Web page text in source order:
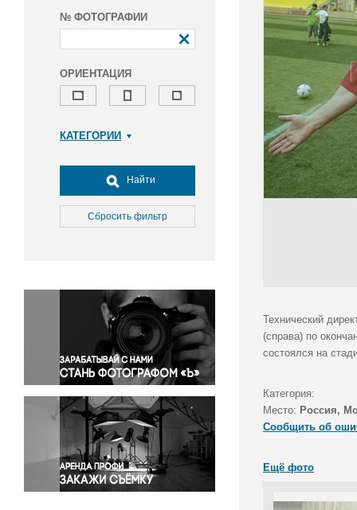
№ ФОТОГРАФИИ
ОРИЕНТАЦИЯ
КАТЕГОРИИ
Досуг, туризм и отдых
Культура
Медицина
Окружающая среда
Политика
Правосудие
Происшествия и конфликты
Религия
Светская жизнь
Спорт
Экология
Экономика и бизнес
Найти
Сбросить фильтр
Технический
(справа) по
состоялся на
Категория:
Место: Россия,
Сообщить об
Ещё фото